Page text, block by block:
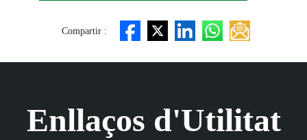
Compartir :
Enllaços d'Utilitat